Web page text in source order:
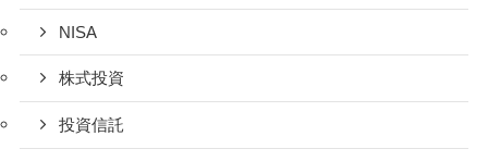
NISA
株式投資
投資信託